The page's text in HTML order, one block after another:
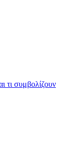
τι συμβολίζουν